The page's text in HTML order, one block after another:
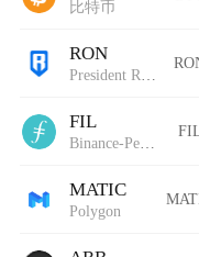
比特币
RON
President Ron DeSantis
FIL
Binance-Peg Filecoin
MATIC
Polygon